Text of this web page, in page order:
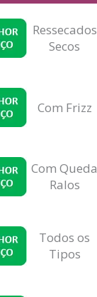
Cabelo
Ressecados
Secos
Com Frizz
Com Queda
Ralos
Todos os
Tipos